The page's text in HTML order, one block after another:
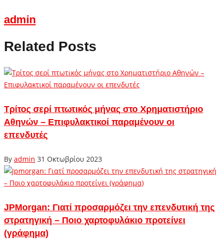
admin
Related Posts
Tρίτος σερί πτωτικός μήνας στο Χρηματιστήριο
Αθηνών – Επιφυλακτικοί παραμένουν οι
επενδυτές
By admin 31 Οκτωβρίου 2023
JPMorgan: Γιατί προσαρμόζει την επενδυτική της
στρατηγική – Ποιο χαρτοφυλάκιο προτείνει
(γράφημα)